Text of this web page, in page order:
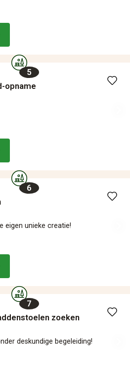
5
opname
6
eigen unieke creatie!
7
zoeken
deskundige begeleiding!